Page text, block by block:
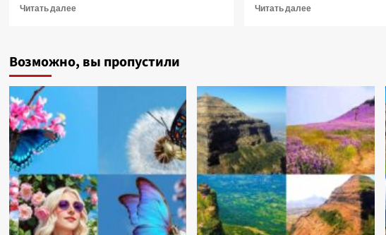
Читать далееПрочитать
–
древнего
Читать далееПрочитать
храмы
II.
Петра
Возможно, вы пропустили